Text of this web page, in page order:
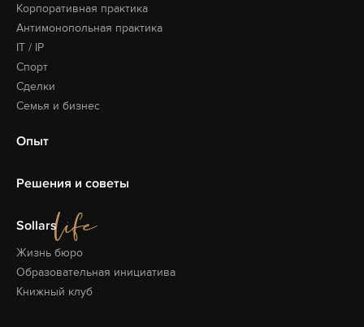
Корпоративная практика
Антимонопольная практика
IT / IP
Спорт
Сделки
Семья и бизнес
Опыт
Решения и советы
Sollars
Жизнь бюро
Образовательная инициатива
Книжный клуб